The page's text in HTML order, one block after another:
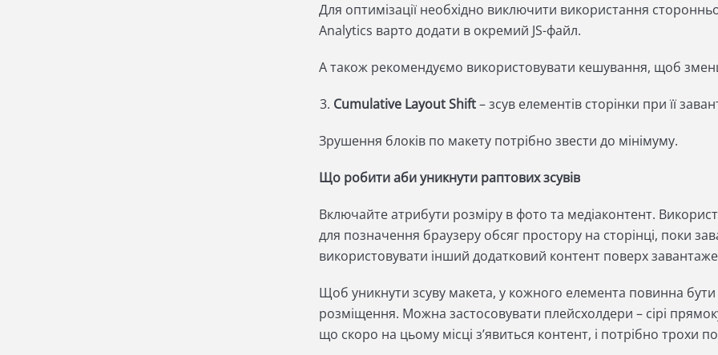
Для оптимізації необхідно виключити використання
Analytics варто додати в окремий JS-файл.
А також рекомендуємо використовувати кешування, щоб
Cumulative Layout Shift– зсув елементів сторінки при її
Зрушення блоків по макету потрібно звести до мінімуму.
Що робити аби уникнути раптових зсувів
Включайте атрибути розміру в фото та медіаконтент.
для позначення браузеру обсяг простору на сторінці, поки
використовувати інший додатковий контент поверх
Щоб уникнути зсуву макета, у кожного елемента повинна
розміщення. Можна застосовувати плейсхолдери – сірі
що скоро на цьому місці з’явиться контент, і потрібно трохи